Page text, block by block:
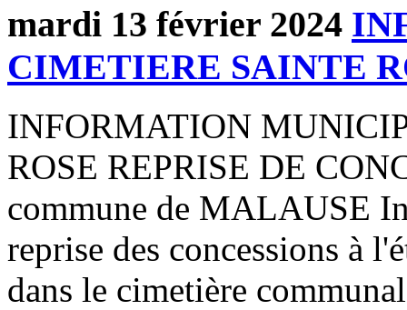
mardi 13 février 2024
CIMETIERE SAINTE
INFORMATION
ROSE REPRISE DE
commune de MALAUSE
reprise des concessions à
dans le cimetière